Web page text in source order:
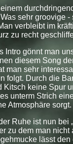
sehr groovige
verbleibt im
zu recht
Intro gönnt man
diesem Song
man sehr
folgt. Durch die
Kitsch keine Spur
unterm Strich
Atmosphäre sorgt.
Ruhe ist nun bei
zu dem man
lässt